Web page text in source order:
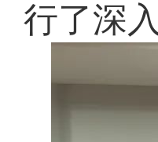
行了深